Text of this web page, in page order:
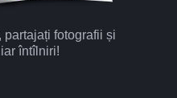
fotografii și
întîlniri!